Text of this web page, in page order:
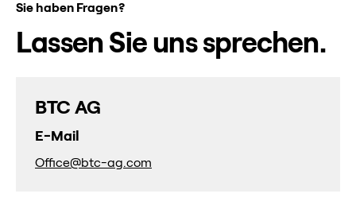
Sie haben Fragen?
Lassen Sie uns sprechen.
BTC AG
E-Mail
Office@btc-ag.com